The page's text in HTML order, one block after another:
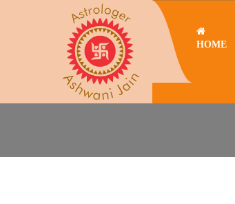
HOME
Home मकर राशि पर शनि
शनि मकर राशि पर